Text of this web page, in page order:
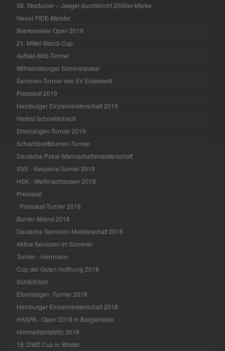
58. Skattunier – Jaeger durchbricht 2000er-Marke
Neuer FIDE-Meister
Blankeneser Open 2019
21. Mittel-Stand-Cup
Auftakt-Blitz-Turnier
Wilhelmsburger Sommerpokal
Senioren-Turnier des SV Eidelstedt
Preisskat 2019
Hamburger Einzelmeisterschaft 2019
Herbst Schnellschach
Ehemaligen-Turnier 2019
Schachbrettblumen-Turnier
Deutsche Pokal-Mannschaftsmeisterschaft
SVE - Neujahrs-Turnier 2019
HSK - Weihnachtsopen 2018
Preisskat
Preisskat-Turnier 2018
Bunter Abend 2018
Deutsche Senioren-Meisterschaft 2018
Aktive Senioren im Sommer
Tornier - Herrmann
Cup der Guten Hoffnung 2018
SchSchSch
Ehemaligen -Turnier 2018
Hamburger Einzelmeisterschaft 2018
HASPA - Open 2018 in Bargteheide
Himmelfahrtsblitz 2018
18. DWZ Cup in Wilster